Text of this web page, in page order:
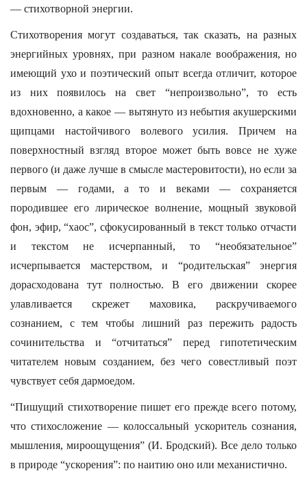
— стихотворной энергии.
Стихотворения могут создаваться, так сказать, на разных
энергийных уровнях, при разном накале воображения, но
имеющий ухо и поэтический опыт всегда отличит, которое
из них появилось на свет “непроизвольно”, то есть
вдохновенно, а какое — вытянуто из небытия акушерскими
щипцами настойчивого волевого усилия. Причем на
поверхностный взгляд второе может быть вовсе не хуже
первого (и даже лучше в смысле мастеровитости), но если за
первым — годами, а то и веками — сохраняется
породившее его лирическое волнение, мощный звуковой
фон, эфир, “хаос”, сфокусированный в текст только отчасти
и текстом не исчерпанный, то “необязательное”
исчерпывается мастерством, и “родительская” энергия
дорасходована тут полностью. В его движении скорее
улавливается скрежет маховика, раскручиваемого
сознанием, с тем чтобы лишний раз пережить радость
сочинительства и “отчитаться” перед гипотетическим
читателем новым созданием, без чего совестливый поэт
чувствует себя дармоедом.
“Пишущий стихотворение пишет его прежде всего потому,
что стихосложение — колоссальный ускоритель сознания,
мышления, мироощущения” (И. Бродский). Все дело только
в природе “ускорения”: по наитию оно или механистично.